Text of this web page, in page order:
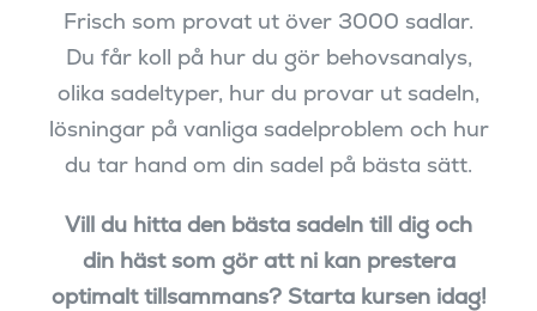
Frisch som provat ut över 3000 sadlar.
Du får koll på hur du gör behovsanalys,
olika sadeltyper, hur du provar ut sadeln,
lösningar på vanliga sadelproblem och hur
du tar hand om din sadel på bästa sätt.
Vill du hitta den bästa sadeln till dig och
din häst som gör att ni kan prestera
optimalt tillsammans? Starta kursen idag!